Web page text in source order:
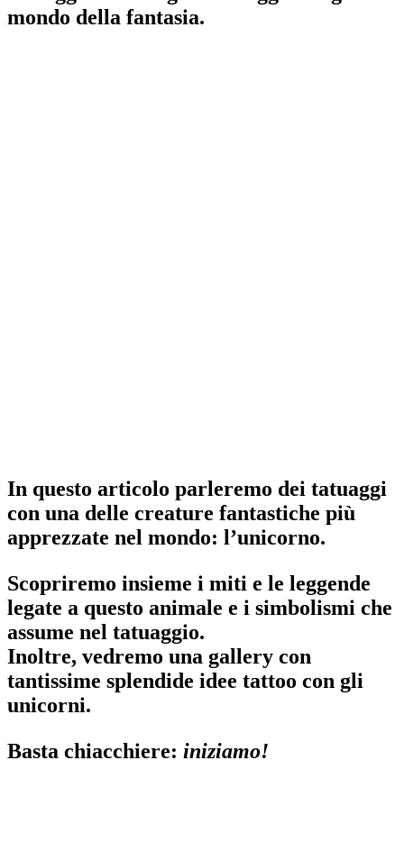
mondo della fantasia.
In questo articolo parleremo dei tatuaggi
con una delle creature fantastiche più
apprezzate nel mondo: l’unicorno.
Scopriremo insieme i miti e le leggende
legate a questo animale e i simbolismi che
assume nel tatuaggio.
Inoltre, vedremo una gallery con
tantissime splendide idee tattoo con gli
unicorni.
Basta chiacchiere: iniziamo!